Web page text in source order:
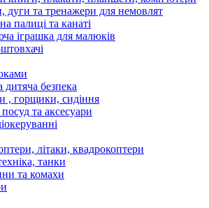
дуги та тренажери для немовлят
палиці та канаті
іграшка для малюків
дитяча безпека
, горщики, сидіння
та аксесуари
літаки, квадрокоптери
танки
та комахи